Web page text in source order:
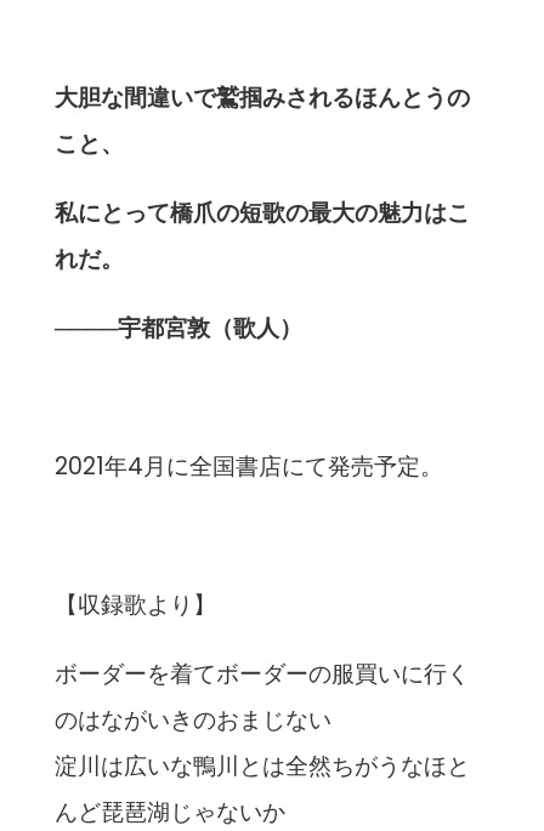
大胆な間違いで鷲掴みされるほんとうの
こと、
私にとって橋爪の短歌の最大の魅力はこ
れだ。
────宇都宮敦（歌人）
2021年4月に全国書店にて発売予定。
【収録歌より】
ボーダーを着てボーダーの服買いに行く
のはながいきのおまじない
淀川は広いな鴨川とは全然ちがうなほと
んど琵琶湖じゃないか